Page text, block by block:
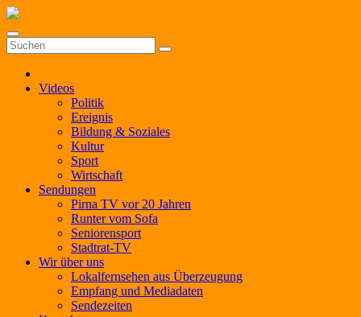
Zum
springen
Videos
Politik
Ereignis
Bildung & Soziales
Kultur
Sport
Wirtschaft
Sendungen
Pirna TV vor 20 Jahren
Runter vom Sofa
Seniorensport
Stadtrat-TV
Wir über uns
Lokalfernsehen aus Überzeugung
Empfang und Mediadaten
Sendezeiten